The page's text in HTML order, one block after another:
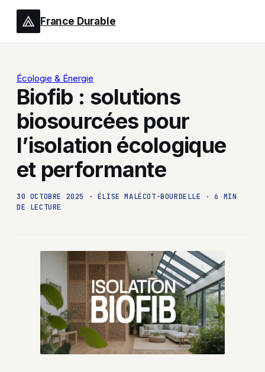
France Durable
Écologie & Énergie
Biofib : solutions
biosourcées pour
l’isolation écologique
et performante
30 OCTOBRE 2025 · ÉLISE MALÉCOT-BOURDELLE ·
6 MIN
DE LECTURE